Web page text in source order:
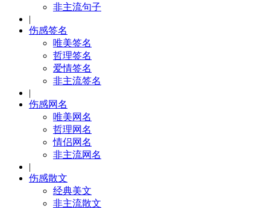
非主流句子
|
伤感签名
唯美签名
哲理签名
爱情签名
非主流签名
|
伤感网名
唯美网名
哲理网名
情侣网名
非主流网名
|
伤感散文
经典美文
非主流散文